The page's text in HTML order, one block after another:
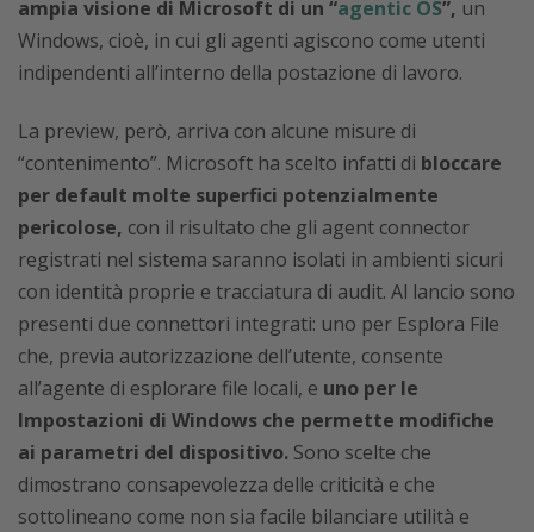
ampia visione di Microsoft di un “agentic OS”, un
Windows, cioè, in cui gli agenti agiscono come utenti
indipendenti all’interno della postazione di lavoro.
La preview, però, arriva con alcune misure di
“contenimento”. Microsoft ha scelto infatti di bloccare
per default molte superfici potenzialmente
pericolose, con il risultato che gli agent connector
registrati nel sistema saranno isolati in ambienti sicuri
con identità proprie e tracciatura di audit. Al lancio sono
presenti due connettori integrati: uno per Esplora File
che, previa autorizzazione dell’utente, consente
all’agente di esplorare file locali, e uno per le
Impostazioni di Windows che permette modifiche
ai parametri del dispositivo. Sono scelte che
dimostrano consapevolezza delle criticità e che
sottolineano come non sia facile bilanciare utilità e